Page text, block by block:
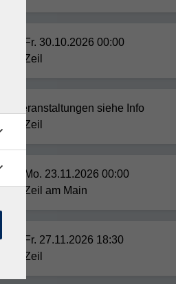
Fr. 30.10.2026 00:00
Zeil
Veranstaltungen siehe Info
Zeil
Mo. 23.11.2026 00:00
Zeil am Main
Fr. 27.11.2026 18:30
Zeil